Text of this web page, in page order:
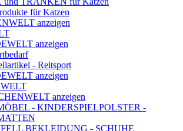
für Katzen
anzeigen
anzeigen
- Reitsport
anzeigen
anzeigen
- KINDERSPIELPOLSTER -
BEKLEIDUNG - SCHUHE